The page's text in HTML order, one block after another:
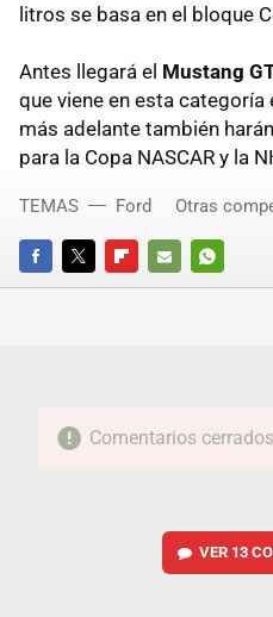
litros se basa en el bloque
Antes llegará el Mustang
que viene en esta categoría
más adelante también
para la Copa NASCAR y la
FACEBOOKTWITTERFLIPBOARD
E-
WHATSAPP
TEMAS Ford Otras
Comentarios cerrados
VER 13